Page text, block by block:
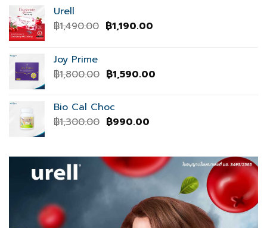
Urell
฿1,490.00 Original
฿1,190.00Current
Joy Prime
฿1,800.00 Original
฿1,800.00.
฿1,590.00Current
Bio Cal Choc
฿1,300.00 Original
฿1,300.00.
฿990.00Current
฿990.00.